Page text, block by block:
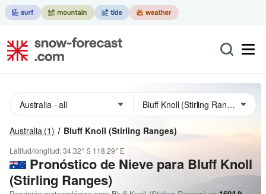
Australia (1) Bluff Knoll (Stirling Ranges)
Latitud/longitud:34.32° S 118.29° E
Pronóstico de Nieve para Bluff Knoll
(Stirling Ranges)